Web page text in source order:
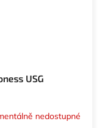
USG
nedostupné